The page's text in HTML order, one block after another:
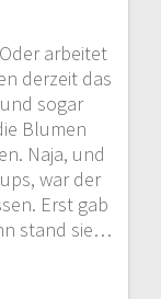
arbeitet
derzeit das
sogar
Blumen
Naja, und
war der
Erst gab
stand sie…